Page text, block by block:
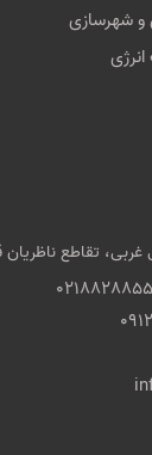
و شهرسازی
غربی، تقاطع